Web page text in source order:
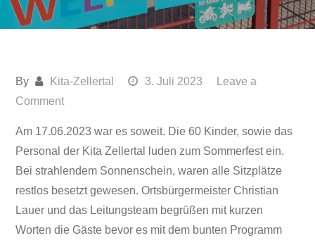
By Kita-Zellertal 3. Juli 2023
Leave a
Commenton
Am 17.06.2023 war es soweit. Die 60 Kinder, sowie das
Personal der Kita Zellertal luden zum Sommerfest ein.
Bei strahlendem Sonnenschein, waren alle Sitzplätze
restlos besetzt gewesen. Ortsbürgermeister Christian
Lauer und das Leitungsteam begrüßen mit kurzen
Worten die Gäste bevor es mit dem bunten Programm